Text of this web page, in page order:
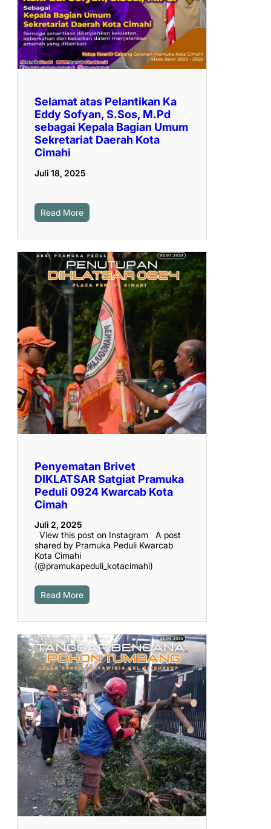
Selamat atas Pelantikan Ka
Eddy Sofyan, S.Sos, M.Pd
sebagai Kepala Bagian Umum
Sekretariat Daerah Kota
Cimahi
Juli 18, 2025
Read More
Penyematan Brivet
DIKLATSAR Satgiat Pramuka
Peduli 0924 Kwarcab Kota
Cimah
Juli 2, 2025
View this post on Instagram A post
shared by Pramuka Peduli Kwarcab
Kota Cimahi
(@pramukapeduli_kotacimahi)
Read More